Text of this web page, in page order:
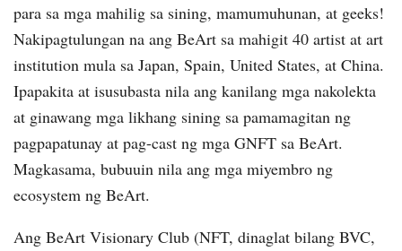
para sa mga mahilig sa sining, mamumuhunan, at geeks!
Nakipagtulungan na ang BeArt sa mahigit 40 artist at art
institution mula sa Japan, Spain, United States, at China.
Ipapakita at isusubasta nila ang kanilang mga nakolekta
at ginawang mga likhang sining sa pamamagitan ng
pagpapatunay at pag-cast ng mga GNFT sa BeArt.
Magkasama, bubuuin nila ang mga miyembro ng
ecosystem ng BeArt.
Ang BeArt Visionary Club (NFT, dinaglat bilang BVC,